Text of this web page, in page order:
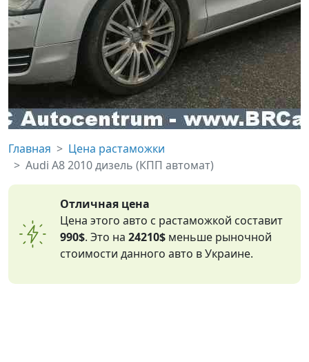
Главная
Цена растаможки
Audi A8 2010 дизель (КПП автомат)
Отличная цена
Цена этого авто с растаможкой составит
990$. Это на24210$ меньше рыночной
стоимости данного авто в Украине.